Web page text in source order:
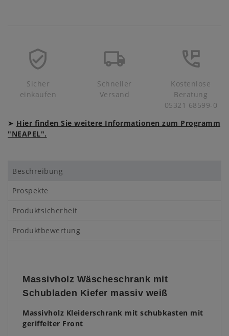
Sicher
einkaufen
Schneller
Versand
Kostenlose
Beratung
05321 68599-0
➤ Hier finden Sie weitere Informationen zum Programm
"NEAPEL".
Beschreibung
Prospekte
Produktsicherheit
Produktbewertung
Massivholz Wäscheschrank mit
Schubladen Kiefer massiv weiß
Massivholz Kleiderschrank mit schubkasten mit
geriffelter Front